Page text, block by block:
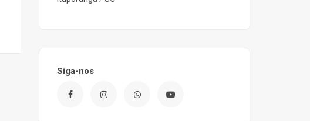
Siga-nos